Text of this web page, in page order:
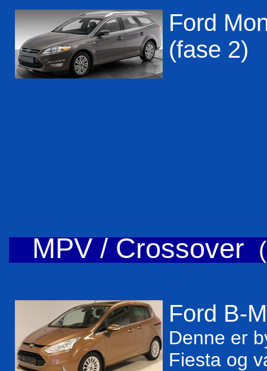
Ford
(fase 2)
MPV / Crossover
Ford B-
Denne er
Fiesta og